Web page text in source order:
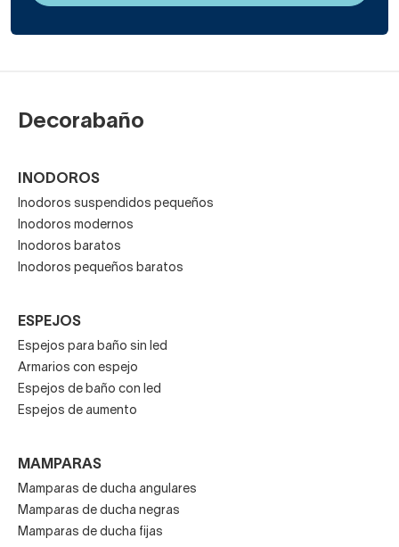
Decorabaño
INODOROS
Inodoros suspendidos pequeños
Inodoros modernos
Inodoros baratos
Inodoros pequeños baratos
ESPEJOS
Espejos para baño sin led
Armarios con espejo
Espejos de baño con led
Espejos de aumento
MAMPARAS
Mamparas de ducha angulares
Mamparas de ducha negras
Mamparas de ducha fijas